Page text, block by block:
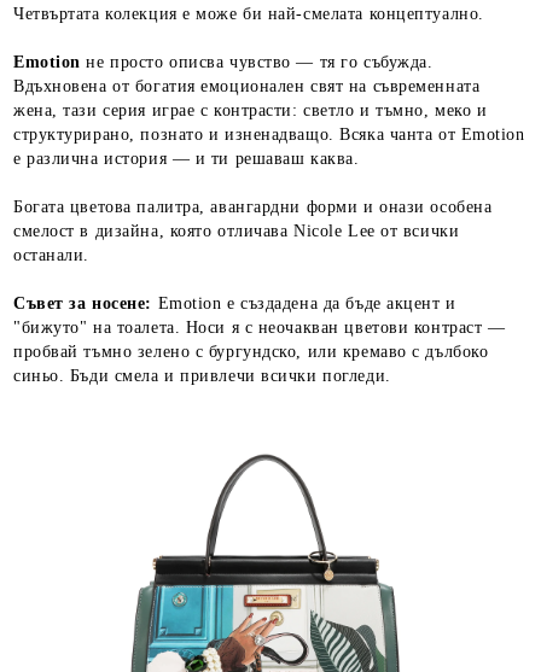
Четвъртата колекция е може би най-смелата концептуално.
Emotion не просто описва чувство — тя го събужда.
Вдъхновена от богатия емоционален свят на съвременната
жена, тази серия играе с контрасти: светло и тъмно, меко и
структурирано, познато и изненадващо. Всяка чанта от Emotion
е различна история — и ти решаваш каква.
Богата цветова палитра, авангардни форми и онази особена
смелост в дизайна, която отличава Nicole Lee от всички
останали.
Съвет за носене: Emotion е създадена да бъде акцент и
"бижуто" на тоалета. Носи я с неочакван цветови контраст —
пробвай тъмно зелено с бургундско, или кремаво с дълбоко
синьо. Бъди смела и привлечи всички погледи.